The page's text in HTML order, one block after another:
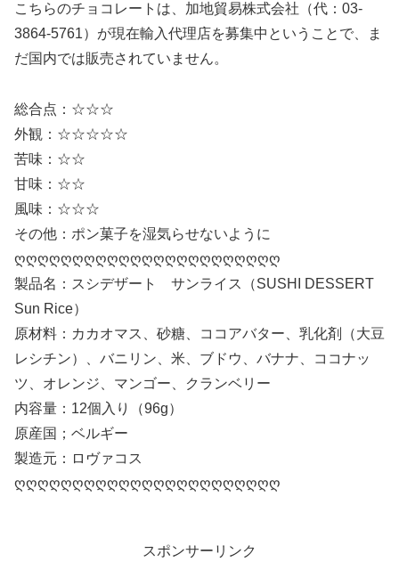
こちらのチョコレートは、加地貿易株式会社（代：03-
3864-5761）が現在輸入代理店を募集中ということで、ま
だ国内では販売されていません。
総合点：☆☆☆
外観：☆☆☆☆☆
苦味：☆☆
甘味：☆☆
風味：☆☆☆
その他：ポン菓子を湿気らせないように
ღღღღღღღღღღღღღღღღღღღღღღღ
製品名：スシデザート サンライス（SUSHI DESSERT
Sun Rice）
原材料：カカオマス、砂糖、ココアバター、乳化剤（大豆
レシチン）、バニリン、米、ブドウ、バナナ、ココナッ
ツ、オレンジ、マンゴー、クランベリー
内容量：12個入り（96g）
原産国；ベルギー
製造元：ロヴァコス
ღღღღღღღღღღღღღღღღღღღღღღღ
スポンサーリンク